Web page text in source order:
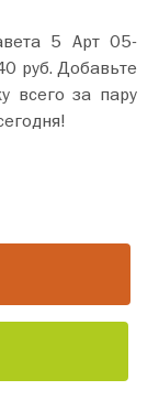
5 Арт 05-
всего за пару